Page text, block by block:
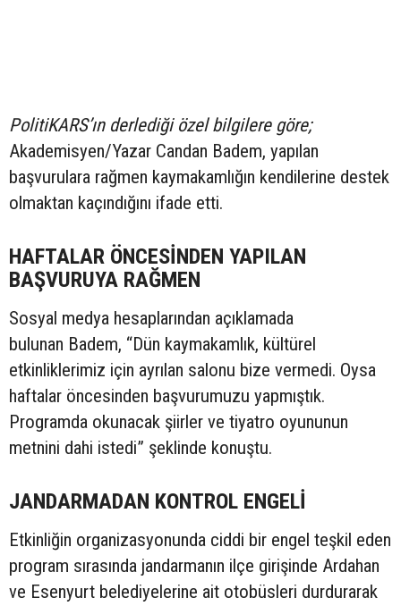
PolitiKARS’ın derlediği özel bilgilere göre;
Akademisyen/Yazar Candan Badem, yapılan
başvurulara rağmen kaymakamlığın kendilerine destek
olmaktan kaçındığını ifade etti.
HAFTALAR ÖNCESİNDEN YAPILAN
BAŞVURUYA RAĞMEN
Sosyal medya hesaplarından açıklamada
bulunan Badem, “Dün kaymakamlık, kültürel
etkinliklerimiz için ayrılan salonu bize vermedi. Oysa
haftalar öncesinden başvurumuzu yapmıştık.
Programda okunacak şiirler ve tiyatro oyununun
metnini dahi istedi” şeklinde konuştu.
JANDARMADAN KONTROL ENGELİ
Etkinliğin organizasyonunda ciddi bir engel teşkil eden
program sırasında jandarmanın ilçe girişinde Ardahan
ve Esenyurt belediyelerine ait otobüsleri durdurarak